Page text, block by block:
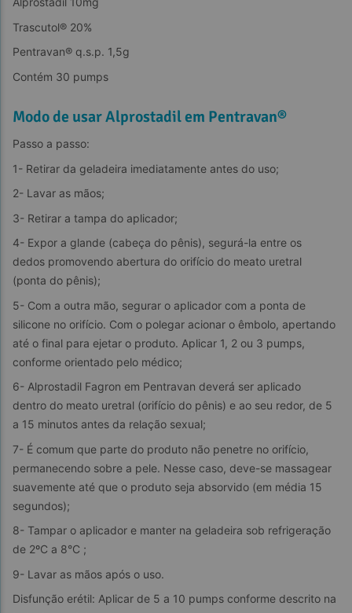
Trascutol® 20%
Pentravan® q.s.p. 1,5g
Contém 30 pumps
Modo de usar Alprostadil em Pentravan®
Passo a passo:
1- Retirar da geladeira imediatamente antes do uso;
2- Lavar as mãos;
3- Retirar a tampa do aplicador;
4- Expor a glande (cabeça do pênis), segurá-la entre os
dedos promovendo abertura do orifício do meato uretral
(ponta do pênis);
5- Com a outra mão, segurar o aplicador com a ponta de
silicone no orifício. Com o polegar acionar o êmbolo, apertando
até o final para ejetar o produto. Aplicar 1, 2 ou 3 pumps,
conforme orientado pelo médico;
6- Alprostadil Fagron em Pentravan deverá ser aplicado
dentro do meato uretral (orifício do pênis) e ao seu redor, de 5
a 15 minutos antes da relação sexual;
7- É comum que parte do produto não penetre no orifício,
permanecendo sobre a pele. Nesse caso, deve-se massagear
suavemente até que o produto seja absorvido (em média 15
segundos);
8- Tampar o aplicador e manter na geladeira sob refrigeração
de 2ºC a 8°C ;
9- Lavar as mãos após o uso.
Disfunção erétil: Aplicar de 5 a 10 pumps conforme descrito na